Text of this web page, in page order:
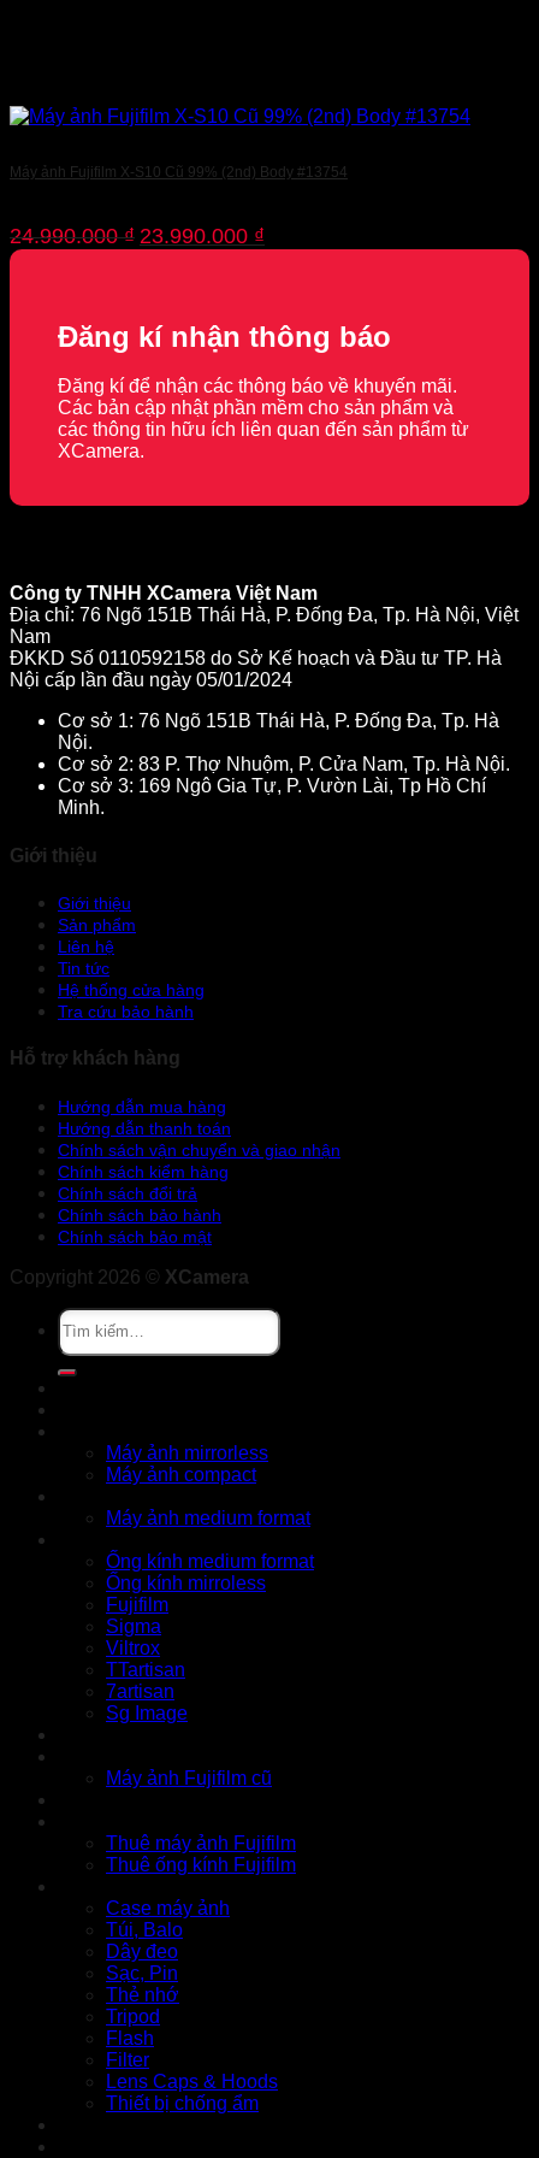
Máy ảnh Fujifilm X-S10 Cũ 99% (2nd) Body #13754
24.990.000₫ Giá
gốc
23.990.000 ₫
hiện
Đăng kí nhận thông báo
Đăng kí để nhận các thông báo về khuyến mãi.
Các bản cập nhật phần mềm cho sản phẩm và
các thông tin hữu ích liên quan đến sản phẩm từ
XCamera.
Công ty TNHH XCamera Việt Nam
Địa chỉ: 76 Ngõ 151B Thái Hà, P. Đống Đa, Tp. Hà Nội, Việt
Nam
ĐKKD Số 0110592158 do Sở Kế hoạch và Đầu tư TP. Hà
Nội cấp lần đầu ngày 05/01/2024
Cơ sở 1: 76 Ngõ 151B Thái Hà, P. Đống Đa, Tp. Hà
Nội.
Cơ sở 2: 83 P. Thợ Nhuộm, P. Cửa Nam, Tp. Hà Nội.
Cơ sở 3: 169 Ngô Gia Tự, P. Vườn Lài, Tp Hồ Chí
Minh.
Giới thiệu
Giới thiệu
Sản phẩm
Liên hệ
Tin tức
Hệ thống cửa hàng
Tra cứu bảo hành
Hỗ trợ khách hàng
Hướng dẫn mua hàng
Hướng dẫn thanh toán
Chính sách vận chuyển và giao nhận
Chính sách kiểm hàng
Chính sách đổi trả
Chính sách bảo hành
Chính sách bảo mật
Copyright 2026 © XCamera
Tìm
kiếm:
Máy ảnh mirrorless
Máy ảnh compact
Máy ảnh medium format
Ống kính medium format
Ống kính mirroless
Fujifilm
Sigma
Viltrox
TTartisan
7artisan
Sg Image
Máy ảnh Fujifilm cũ
Thuê máy ảnh Fujifilm
Thuê ống kính Fujifilm
Case máy ảnh
Túi, Balo
Dây đeo
Sạc, Pin
Thẻ nhớ
Tripod
Flash
Filter
Lens Caps & Hoods
Thiết bị chống ẩm